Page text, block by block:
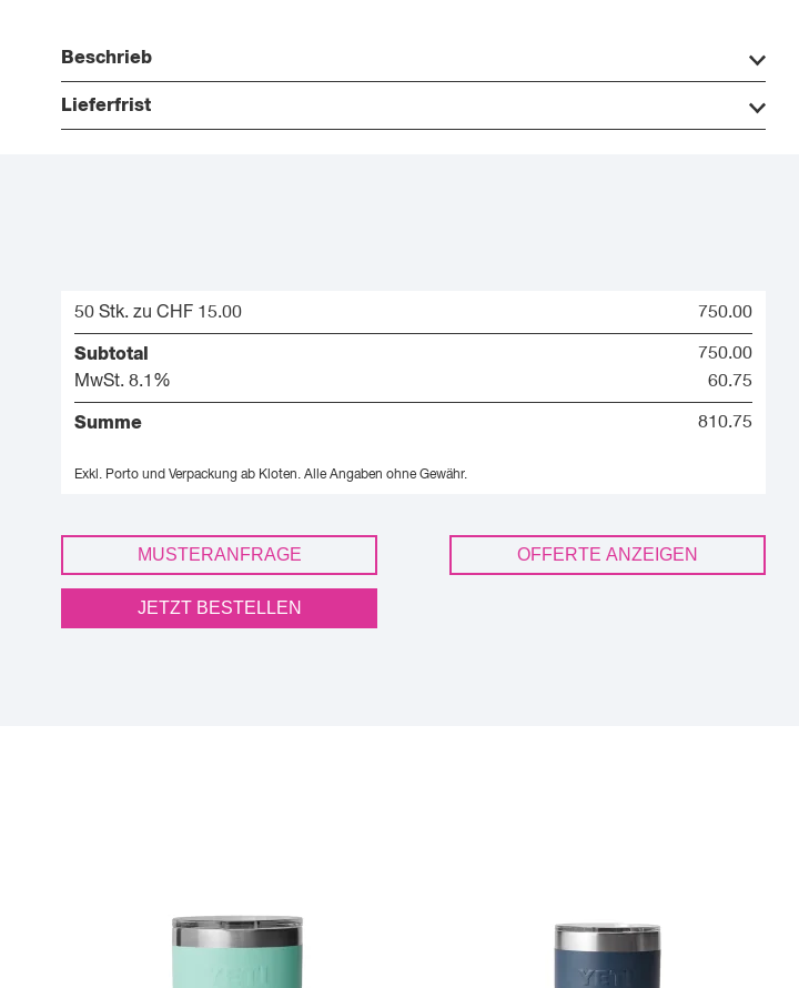
Beschrieb
Lieferfrist
50 Stk. zu CHF 15.00 750.00
Subtotal
750.00
MwSt. 8.1%
60.75
Summe 810.75
Exkl. Porto und Verpackung ab Kloten. Alle Angaben ohne Gewähr.
MUSTERANFRAGE OFFERTE ANZEIGEN
JETZT BESTELLEN